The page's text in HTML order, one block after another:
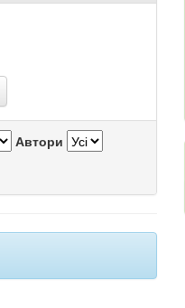
Автори